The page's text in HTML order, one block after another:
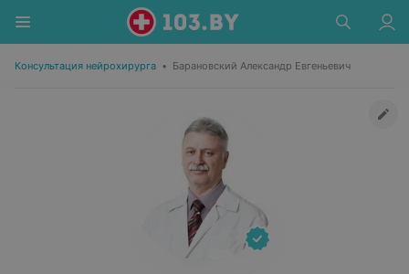
Консультация нейрохирурга • Барановский Александр Евгеньевич